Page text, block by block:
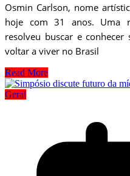
Osmin Carlson, nome
hoje com 31 anos. Uma
resolveu buscar e
voltar a viver no Brasil
Read More
Geral